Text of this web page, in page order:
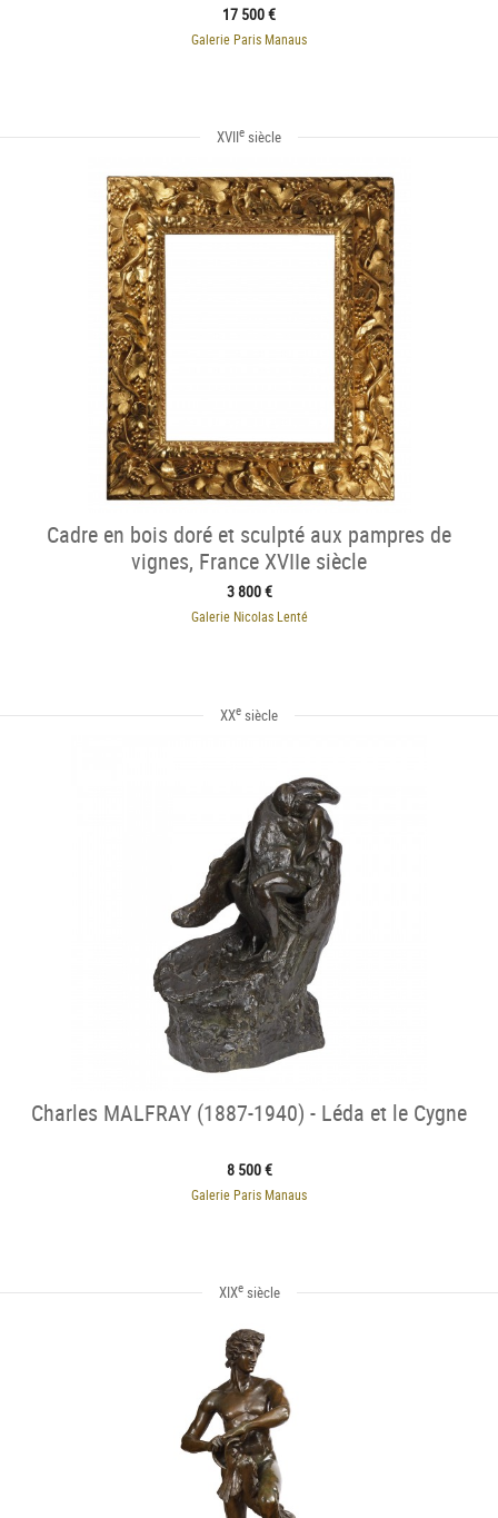
17 500 €
Galerie Paris Manaus
XVIIe siècle
Cadre en bois doré et sculpté aux pampres de
vignes, France XVIIe siècle
3 800 €
Galerie Nicolas Lenté
XXe siècle
Charles MALFRAY (1887-1940) - Léda et le Cygne
8 500 €
Galerie Paris Manaus
XIXesiècle